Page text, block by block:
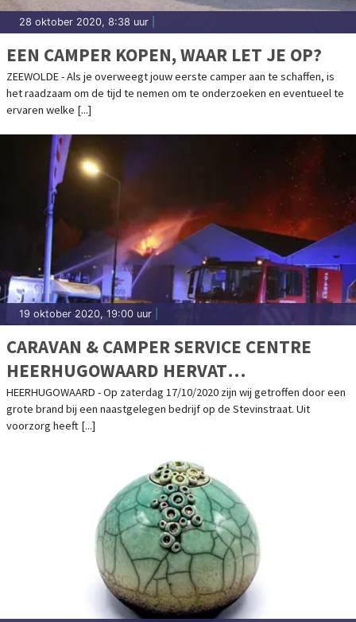
28 oktober 2020, 8:38 uur
EEN CAMPER KOPEN, WAAR LET JE OP?
ZEEWOLDE - Als je overweegt jouw eerste camper aan te schaffen, is
het raadzaam om de tijd te nemen om te onderzoeken en eventueel te
ervaren welke [...]
19 oktober 2020, 19:00 uur
CARAVAN & CAMPER SERVICE CENTRE
HEERHUGOWAARD HERVAT
WERKZAAMHEDEN NA BRAND
HEERHUGOWAARD - Op zaterdag 17/10/2020 zijn wij getroffen door een
grote brand bij een naastgelegen bedrijf op de Stevinstraat. Uit
voorzorg heeft [...]